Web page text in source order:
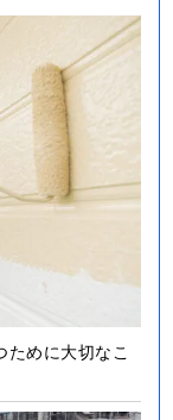
めに大切なこ